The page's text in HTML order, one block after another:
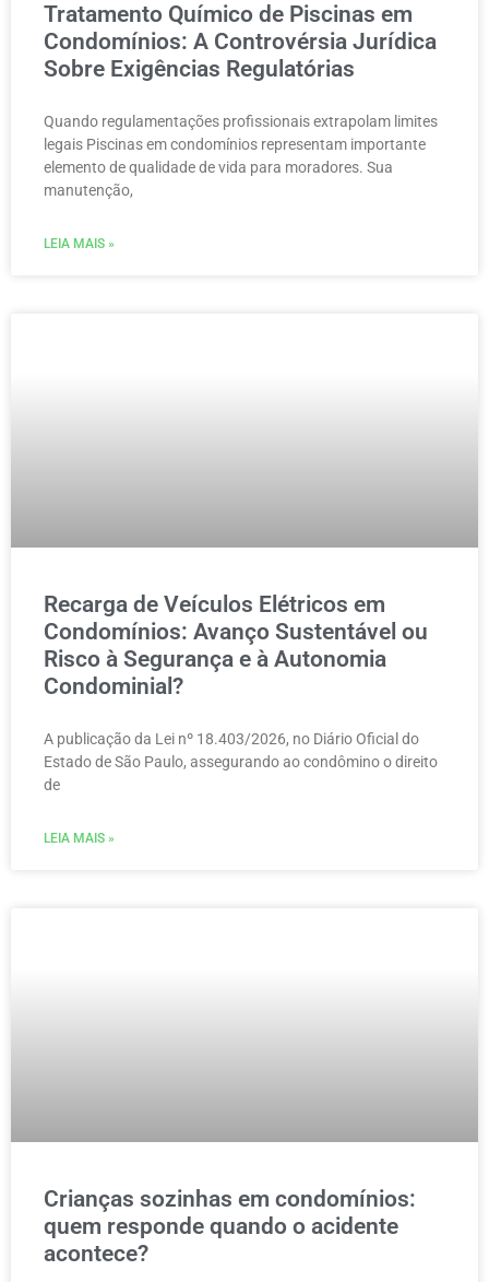
Tratamento Químico de Piscinas em
Condomínios: A Controvérsia Jurídica
Sobre Exigências Regulatórias
Quando regulamentações profissionais extrapolam limites
legais Piscinas em condomínios representam importante
elemento de qualidade de vida para moradores. Sua
manutenção,
LEIA MAIS »
Recarga de Veículos Elétricos em
Condomínios: Avanço Sustentável ou
Risco à Segurança e à Autonomia
Condominial?
A publicação da Lei nº 18.403/2026, no Diário Oficial do
Estado de São Paulo, assegurando ao condômino o direito
de
LEIA MAIS »
Crianças sozinhas em condomínios:
quem responde quando o acidente
acontece?